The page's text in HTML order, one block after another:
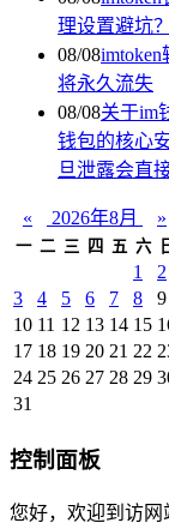
理设置避坑？
08/08
将永久流失
08/08关于im
钱包的核心
旦泄露会直
« 2026年8月 »
一 二 三 四 五 六
1
2
3
4 5 6 7 8
9
10 11 12 13 14 15
17 18 19 20 21 22
24 25 26 27 28 29
31
控制面板
您好，欢迎到访网